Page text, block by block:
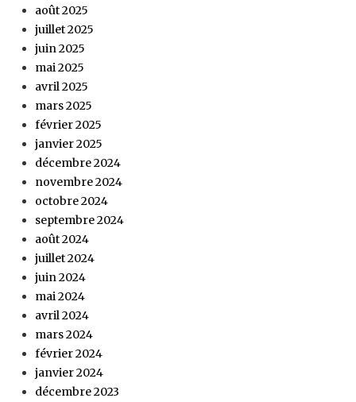
août 2025
juillet 2025
juin 2025
mai 2025
avril 2025
mars 2025
février 2025
janvier 2025
décembre 2024
novembre 2024
octobre 2024
septembre 2024
août 2024
juillet 2024
juin 2024
mai 2024
avril 2024
mars 2024
février 2024
janvier 2024
décembre 2023